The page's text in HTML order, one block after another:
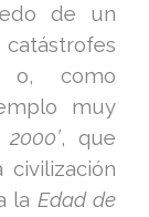
de un
o, como
muy
2000’, que
la Edad de